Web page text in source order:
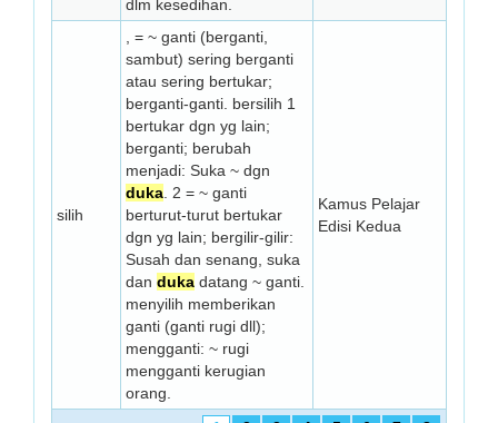
dlm kesedihan.
silih
, = ~ ganti (berganti,
sambut) sering berganti
atau sering bertukar;
berganti-ganti. bersilih 1
bertukar dgn yg lain;
berganti; berubah
menjadi: Suka ~ dgn
duka . 2 = ~ ganti
berturut-turut bertukar
dgn yg lain; bergilir-gilir:
Susah dan senang, suka
dan duka datang ~ ganti.
menyilih memberikan
ganti (ganti rugi dll);
mengganti: ~ rugi
mengganti kerugian
orang.
Kamus Pelajar
Edisi Kedua